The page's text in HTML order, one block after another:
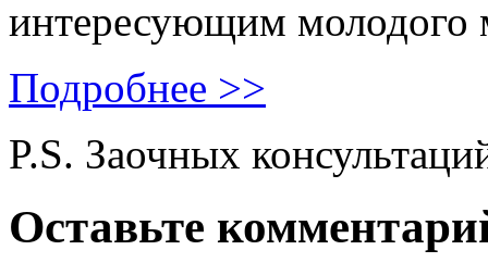
интересующим молодого
Подробнее >>
P.S. Заочных
Оставьте